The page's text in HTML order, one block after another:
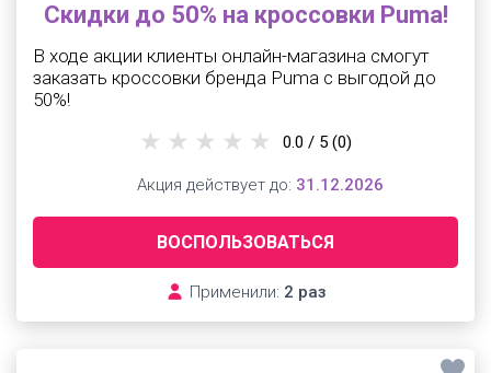
Скидки до 50% на кроссовки Puma!
В ходе акции клиенты онлайн-магазина смогут
заказать кроссовки бренда Puma с выгодой до
50%!
ВОСПОЛЬЗОВАТЬСЯ
Применили: 2 раз
0.0 / 5 (0)
Акция действует до: 31.12.2026